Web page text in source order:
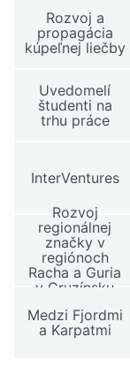
Rozvoj a
propagácia
kúpeľnej liečby
Uvedomelí
študenti na
trhu práce
InterVentures
Rozvoj
regionálnej
značky v
regiónoch
Racha a Guria
v Gruzínsku
Medzi Fjordmi
a Karpatmi